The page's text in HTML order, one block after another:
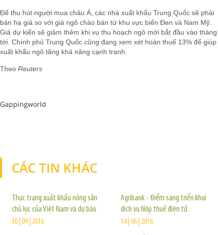
Để thu hút người mua châu Á, các nhà xuất khẩu Trung Quốc sẽ phải
bán hạ giá so với giá ngô chào bán từ khu vực biển Đen và Nam Mỹ.
Giá dự kiến sẽ giảm thêm khi vụ thu hoạch ngô mới bắt đầu vào tháng
tới. Chính phủ Trung Quốc cũng đang xem xét hoàn thuế 13% để giúp
xuất khẩu ngô tăng khả năng cạnh tranh.
Theo Reuters
Gappingworld
CÁC TIN KHÁC
Thực trạng xuất khẩu nông sản
chủ lực của Việt Nam và dự báo
30 | 09 | 2016
Agribank - Điểm sáng triển khai
dịch vụ Nộp thuế điện tử
14 | 06 | 2016